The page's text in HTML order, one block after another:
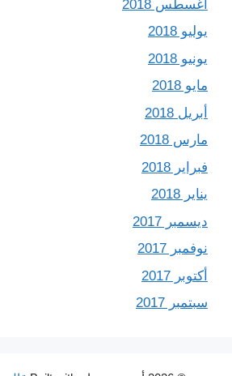
أغسطس 2018
يوليو 2018
يونيو 2018
مايو 2018
أبريل 2018
مارس 2018
فبراير 2018
يناير 2018
ديسمبر 2017
نوفمبر 2017
أكتوبر 2017
سبتمبر 2017